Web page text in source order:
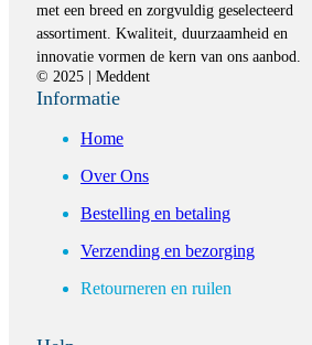
met een breed en zorgvuldig geselecteerd
assortiment. Kwaliteit, duurzaamheid en
innovatie vormen de kern van ons aanbod.
© 2025 | Meddent
Informatie
Home
Over Ons
Bestelling en betaling
Verzending en bezorging
Retourneren en ruilen